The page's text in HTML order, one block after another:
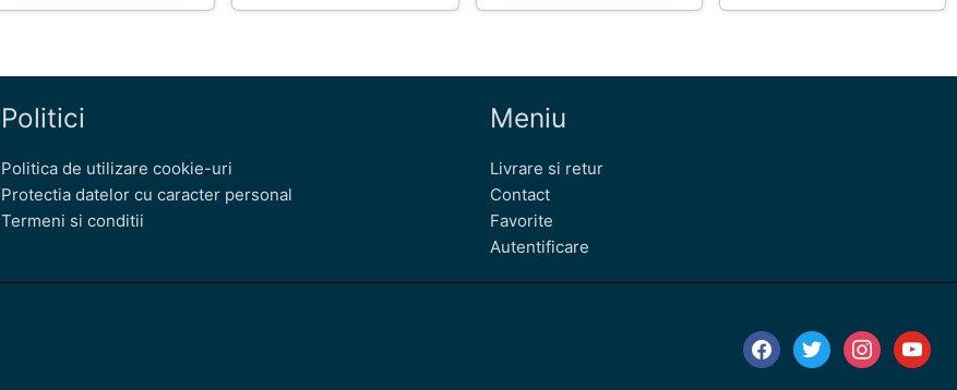
Politici
Politica de utilizare cookie-uri
Protectia datelor cu caracter personal
Termeni si conditii
Meniu
Livrare si retur
Contact
Favorite
Autentificare
facebooktwitter instagramyoutube